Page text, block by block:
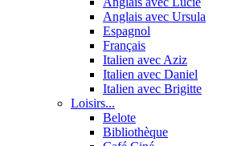
Anglais avec Ursula
Espagnol
Français
Italien avec Aziz
Italien avec Daniel
Italien avec Brigitte
Loisirs...
Belote
Bibliothèque